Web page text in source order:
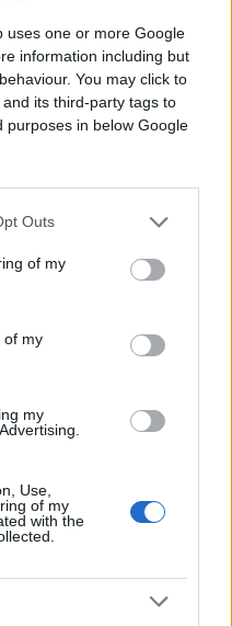
uses one or more Google
information including but
You may click to
its third-party tags to
purposes in below Google
Outs
of my
of my
my
Use,
of my
with the
pljeskavice mogu
tom iskušenju,
kuvar i suvlasnik
mljevenu govedinu u
od smrznute –
začine i uživajte!“
je užasno kašast kada
stabljikama i cvjetićima
stabljike u
je Irbi.